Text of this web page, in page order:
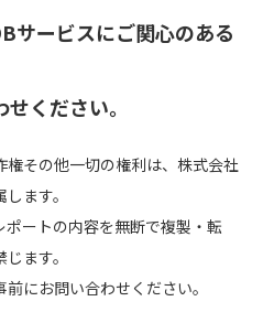
サービスにご関心のある
ください。
その他一切の権利は、株式会社
ます。
ートの内容を無断で複製・転
ます。
にお問い合わせください。